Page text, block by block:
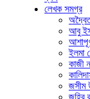
লেখক সমগ্র
আবু
ইলমা
কাজী
জসীম
জহির